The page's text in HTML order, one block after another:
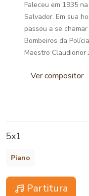
Faleceu em 1935
Salvador. Em sua
passou a se
Bombeiros da
Maestro Claudionor
Ver compositor
5x1
Piano
Partitura